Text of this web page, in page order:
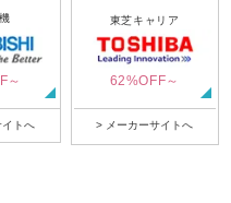
～
イトへ
東芝キャリア
62%OFF～
> メーカーサイトへ